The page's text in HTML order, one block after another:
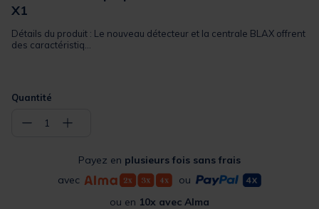
X1
Détails du produit : Le nouveau détecteur et la centrale BLAX offrent
des caractéristiq...
Quantité
− 1 +
Payez en plusieurs fois sans frais
avec
ou
ou en 10x avec Alma